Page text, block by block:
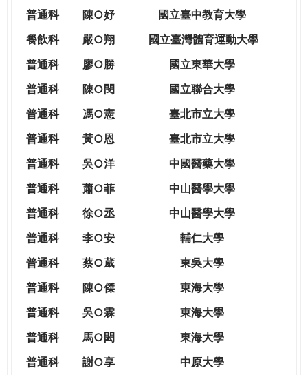
WAGOR
TODAY
WORLD
TOMORROW
CITIZENSHIP
普通科
陳○妤
國立臺中教育大學
餐飲科
嚴○翔 國立臺灣體育運動大學
普通科
廖○勝
國立東華大學
普通科
陳○閔
國立聯合大學
普通科
馮○憲
臺北市立大學
普通科
黃○恩
臺北市立大學
普通科 吳○洋
中國醫藥大學
普通科
蕭○菲
中山醫學大學
普通科
徐○丞
中山醫學大學
普通科
李○安
輔仁大學
普通科
蔡○葳
東吳大學
普通科
陳○傑
東海大學
普通科
吳○霖
東海大學
普通科
馬○閎
東海大學
普通科
謝○享
中原大學